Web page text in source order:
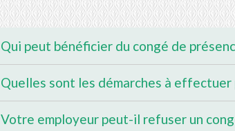
Qui peut bénéficier du congé de
Quelles sont les démarches à
Votre employeur peut-il refuser un